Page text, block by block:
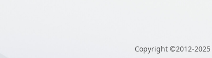
Copyright ©2012-2025